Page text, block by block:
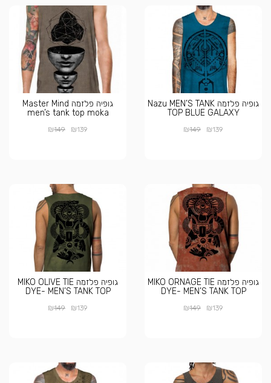
גופיה פלזמה Nazu MEN’S TANK
TOP BLUE GALAXY
₪139
₪149
גופיה פלזמה Master Mind
men’s tank top moka
₪139
₪149
גופיה פלזמה MIKO ORNAGE TIE
DYE- MEN’S TANK TOP
₪139
₪149
גופיה פלזמה MIKO OLIVE TIE
DYE- MEN’S TANK TOP
₪139
₪149